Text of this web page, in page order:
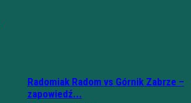
Radomiak Radom vs Górnik Zabrze –
zapowiedź...